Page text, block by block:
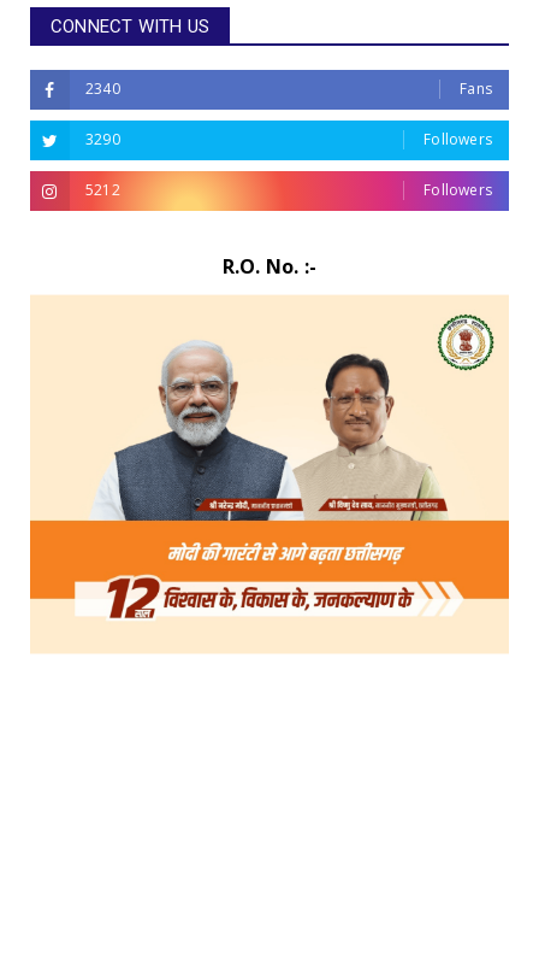
CONNECT WITH US
2340 Fans
3290 Followers
5212 Followers
R.O. No. :-